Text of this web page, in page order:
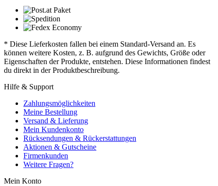
* Diese Lieferkosten fallen bei einem Standard-Versand an. Es
können weitere Kosten, z. B. aufgrund des Gewichts, Größe oder
Eigenschaften der Produkte, entstehen. Diese Informationen findest
du direkt in der Produktbeschreibung.
Hilfe & Support
Zahlungsmöglichkeiten
Meine Bestellung
Versand & Lieferung
Mein Kundenkonto
Rücksendungen & Rückerstattungen
Aktionen & Gutscheine
Firmenkunden
Weitere Fragen?
Mein Konto